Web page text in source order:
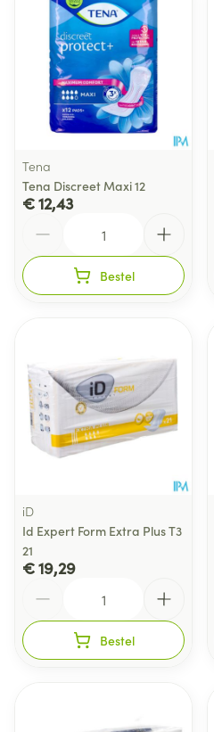
Tena
Tena Discreet Maxi 12
€ 12,43
Bestel
iD
Id Expert Form Extra Plus T3
21
€ 19,29
Bestel